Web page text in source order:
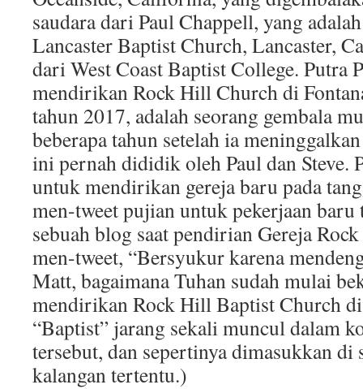
saudara dari Paul Chappell, yang
Lancaster Baptist Church, Lancaster,
dari West Coast Baptist College. Putra
mendirikan Rock Hill Church di
tahun 2017, adalah seorang gembala
beberapa tahun setelah ia
ini pernah dididik oleh Paul dan Steve.
untuk mendirikan gereja baru pada
men-tweet pujian untuk pekerjaan baru
sebuah blog saat pendirian Gereja
men-tweet, “Bersyukur karena
Matt, bagaimana Tuhan sudah mulai
mendirikan Rock Hill Baptist Church
“Baptist” jarang sekali muncul dalam
tersebut, dan sepertinya dimasukkan
kalangan tertentu.)